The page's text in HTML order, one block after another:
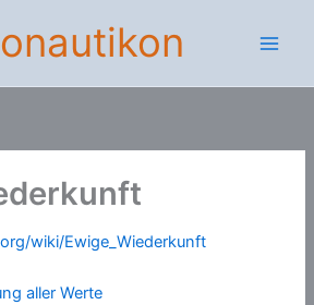
wiki/Ewige_Wiederkunft
aller Werte